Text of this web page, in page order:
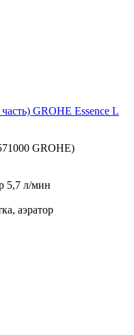
GROHE Essence L
GROHE)
5,7 л/мин
аэратор